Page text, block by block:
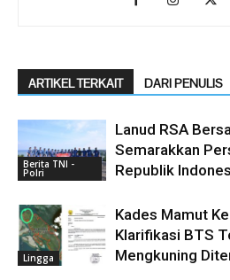
ARTIKEL TERKAIT DARI PENULIS
Berita TNI -
Polri
Lanud RSA
Semarakkan
Republik
Lingga
Kades Mamut
Klarifikasi BTS
Mengkuning